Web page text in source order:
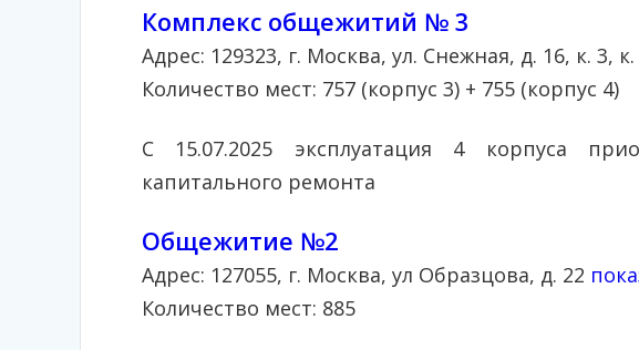
Комплекс общежитий № 3
Адрес: 129323, г. Москва, ул. Снежная, д. 16, к. 3, к.
Количество мест: 757 (корпус 3) + 755 (корпус 4)
С 15.07.2025 эксплуатация 4 корпуса
капитального ремонта
Общежитие №2
Адрес: 127055, г. Москва, ул Образцова, д. 22
Количество мест: 885